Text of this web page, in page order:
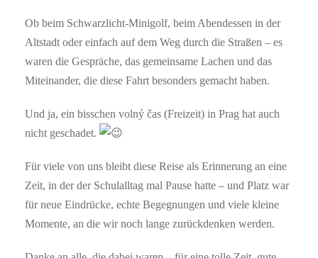
Ob beim Schwarzlicht-Minigolf, beim Abendessen in der
Altstadt oder einfach auf dem Weg durch die Straßen – es
waren die Gespräche, das gemeinsame Lachen und das
Miteinander, die diese Fahrt besonders gemacht haben.
Und ja, ein bisschen volný čas (Freizeit) in Prag hat auch
nicht geschadet.
Für viele von uns bleibt diese Reise als Erinnerung an eine
Zeit, in der der Schulalltag mal Pause hatte – und Platz war
für neue Eindrücke, echte Begegnungen und viele kleine
Momente, an die wir noch lange zurückdenken werden.